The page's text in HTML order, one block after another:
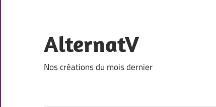
content
AlternatV
Nos créations du mois dernier